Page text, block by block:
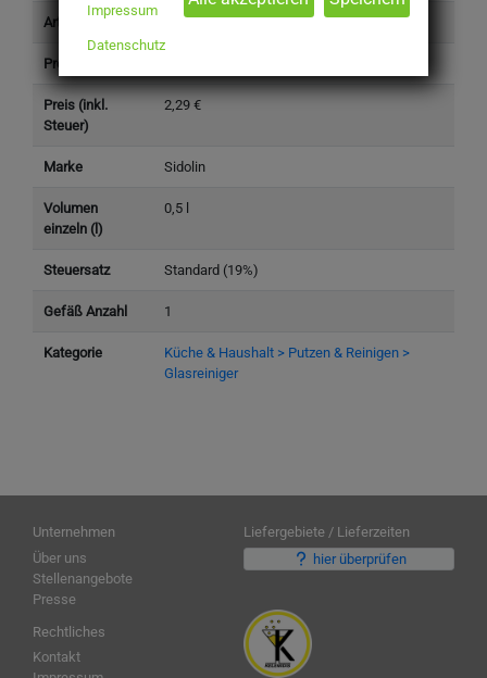
Artikelnummer 7530711
Produkttyp
Preis (inkl.
Steuer)
2,29 €
Marke Sidolin
Volumen
einzeln (l)
0,5 l
Steuersatz Standard (19%)
Gefäß Anzahl 1
Kategorie
Küche & Haushalt > Putzen & Reinigen >
Glasreiniger
Unternehmen
Über uns
Stellenangebote
Presse
Liefergebiete / Lieferzeiten
hier überprüfen
Rechtliches
Kontakt
Impressum
Datenschutz